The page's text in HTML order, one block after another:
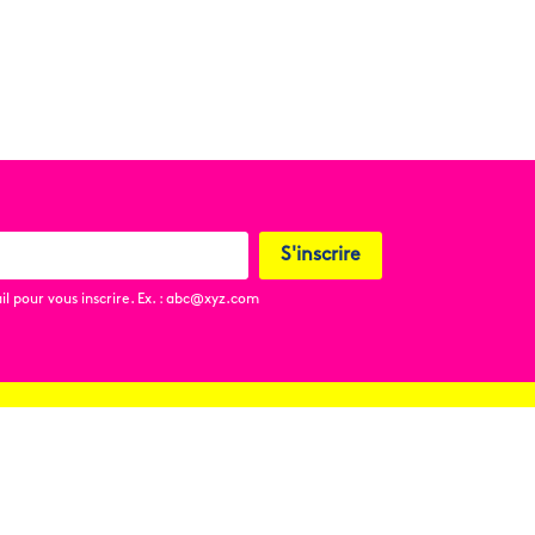
pour vous inscrire. Ex. : abc@xyz.com
S'inscrire